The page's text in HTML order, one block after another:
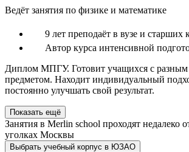
Ведёт занятия по физике и математике
9 лет преподаёт в вузе и старших
Автор курса интенсивной
Диплом МПГУ. Готовит учащихся с разным
предметом. Находит индивидуальный
постоянно улучшать свой результат.
Показать ещё
Занятия в Merlin school проходят недалеко
уголках Москвы
Выбрать учебный корпус в ЮЗАО